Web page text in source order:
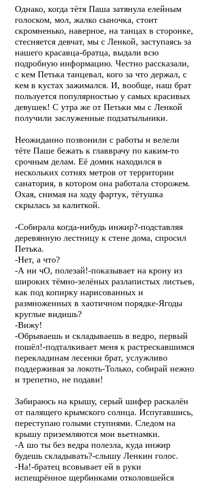
Однако, когда тётя Паша затянула елейным
голоском, мол, жалко сыночка, стоит
скромненько, наверное, на танцах в сторонке,
стесняется девчат, мы с Ленкой, заступаясь за
нашего красавца-братца, выдали всю
подробную информацию. Честно рассказали,
с кем Петька танцевал, кого за что держал, с
кем в кустах зажимался. И, вообще, наш брат
пользуется популярностью у самых красивых
девушек! С утра же от Петьки мы с Ленкой
получили заслуженные подзатыльники.
Неожиданно позвонили с работы и велели
тёте Паше бежать к главврачу по каким-то
срочным делам. Её домик находился в
нескольких сотнях метров от территории
санатория, в котором она работала сторожем.
Охая, снимая на ходу фартук, тётушка
скрылась за калиткой.
-Собирала когда-нибудь инжир?-подставляя
деревянную лестницу к стене дома, спросил
Петька.
-Нет, а что?
-А ни чО, полезай!-показывает на крону из
широких тёмно-зелёных разлапистых листьев,
как под копирку нарисованных и
размноженных в хаотичном порядке-Ягоды
круглые видишь?
-Вижу!
-Обрываешь и складываешь в ведро, первый
пошёл!-подталкивает меня к растрескавшимся
перекладинам лесенки брат, услужливо
поддерживая за локоть-Только, собирай нежно
и трепетно, не подави!
Забираюсь на крышу, серый шифер раскалён
от палящего крымского солнца. Испугавшись,
переступаю голыми ступнями. Следом на
крышу приземляются мои вьетнамки.
-А шо ты без ведра полезла, куда инжир
будешь складывать?-слышу Ленкин голос.
-На!-братец всовывает ей в руки
испещрённое щербинками отколовшейся